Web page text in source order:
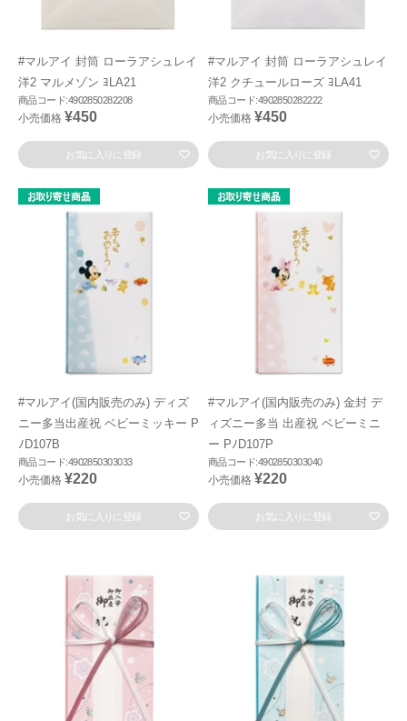
#マルアイ 封筒 ローラアシュレイ
洋2 マルメゾン ﾖLA21
商品コード:4902850282208
小売価格 ¥450
お気に入りに登録
#マルアイ 封筒 ローラアシュレイ
洋2 クチュールローズ ﾖLA41
商品コード:4902850282222
小売価格 ¥450
お気に入りに登録
#マルアイ(国内販売のみ) ディズ
ニー多当出産祝 ベビーミッキー P
ﾉD107B
商品コード:4902850303033
小売価格 ¥220
お気に入りに登録
#マルアイ(国内販売のみ) 金封 デ
ィズニー多当 出産祝 ベビーミニ
ー PﾉD107P
商品コード:4902850303040
小売価格 ¥220
お気に入りに登録